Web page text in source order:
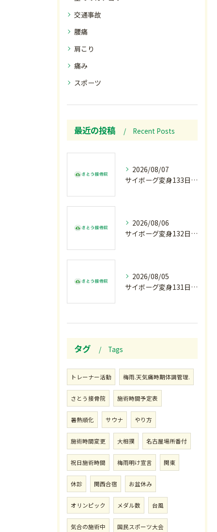
交通事故
腰痛
肩こり
痛み
スポーツ
最近の投稿 Recent Posts
2026/08/07
サイボーグ変身133日目.広島.原爆.81年.インターハイ初日.金曜の朝〜
2026/08/06
サイボーグ変身132日目.お知らせ.和歌山.インターハイ.柔道開幕…木曜の朝〜
2026/08/05
サイボーグ変身131日目.甲子園開幕.日曜.リラクゼーション柔.水曜の朝〜
タグ Tags
トレーナー活動 梅雨.天気痛時期体調管理.
さとう接骨院 施術時間予定表
暑熱順化 サウナ やり方
施術時間変更 大相撲 名古屋場所番付
祝日施術時間 梅雨明け宣言 関東
休診 関西合宿 お盆休み
オリンピック メダル数 台風
気合の施術中 国民スポーツ大会